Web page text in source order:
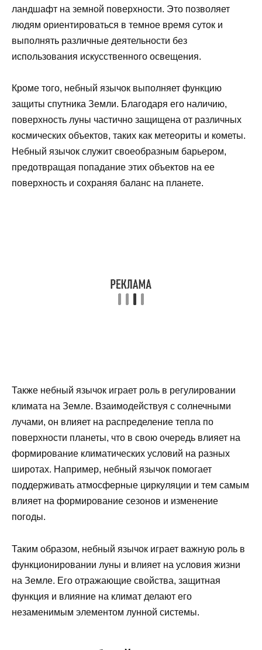
ландшафт на земной поверхности. Это позволяет
людям ориентироваться в темное время суток и
выполнять различные деятельности без
использования искусственного освещения.
Кроме того, небный язычок выполняет функцию
защиты спутника Земли. Благодаря его наличию,
поверхность луны частично защищена от различных
космических объектов, таких как метеориты и кометы.
Небный язычок служит своеобразным барьером,
предотвращая попадание этих объектов на ее
поверхность и сохраняя баланс на планете.
Также небный язычок играет роль в регулировании
климата на Земле. Взаимодействуя с солнечными
лучами, он влияет на распределение тепла по
поверхности планеты, что в свою очередь влияет на
формирование климатических условий на разных
широтах. Например, небный язычок помогает
поддерживать атмосферные циркуляции и тем самым
влияет на формирование сезонов и изменение
погоды.
Таким образом, небный язычок играет важную роль в
функционировании луны и влияет на условия жизни
на Земле. Его отражающие свойства, защитная
функция и влияние на климат делают его
незаменимым элементом лунной системы.